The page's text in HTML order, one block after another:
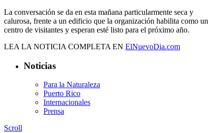
La conversación se da en esta mañana particularmente seca y
calurosa, frente a un edificio que la organización habilita como un
centro de visitantes y esperan esté listo para el próximo año.
LEA LA NOTICIA COMPLETA EN ElNuevoDia.com
Noticias
Para la Naturaleza
Puerto Rico
Internacionales
Prensa
Scroll